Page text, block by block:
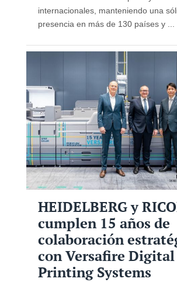
internacionales, manteniendo una
presencia en más de 130 países y ...
HEIDELBERG y
cumplen 15 años de
colaboración
con Versafire Digital
Printing Systems